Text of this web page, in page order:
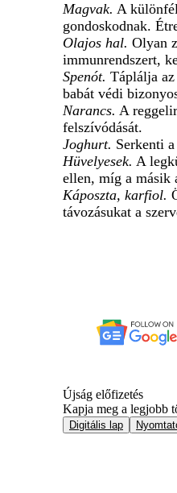
Magvak. A
gondoskodnak.
Olajos hal. Olyan
immunrendszert,
Spenót. Táplálja
babát védi
Narancs. A
felszívódását.
Joghurt. Serkenti
Hüvelyesek. A
ellen, míg a másik
Káposzta, karfiol.
távozásukat a
Újság előfizetés
Kapja meg a legjobb
Digitális lap